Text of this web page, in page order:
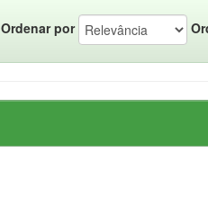
Ordenar por